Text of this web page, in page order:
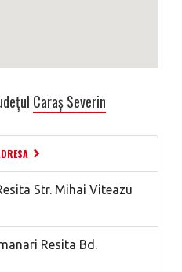
Caraș Severin
Str. Mihai Viteazu
Resita Bd.